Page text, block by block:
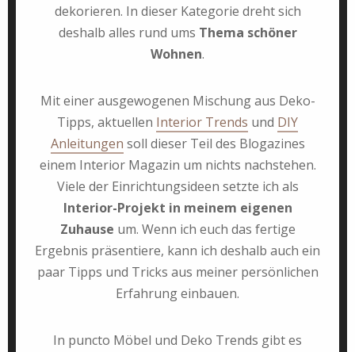
dekorieren. In dieser Kategorie dreht sich
deshalb alles rund ums Thema schöner
Wohnen.
Mit einer ausgewogenen Mischung aus Deko-
Tipps, aktuellen Interior Trends und DIY
Anleitungen soll dieser Teil des Blogazines
einem Interior Magazin um nichts nachstehen.
Viele der Einrichtungsideen setzte ich als
Interior-Projekt in meinem eigenen
Zuhause um. Wenn ich euch das fertige
Ergebnis präsentiere, kann ich deshalb auch ein
paar Tipps und Tricks aus meiner persönlichen
Erfahrung einbauen.
In puncto Möbel und Deko Trends gibt es